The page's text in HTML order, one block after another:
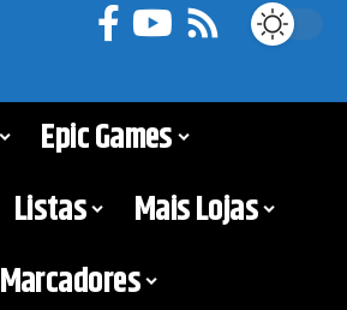
Epic Games
Listas
Mais Lojas
Marcadores